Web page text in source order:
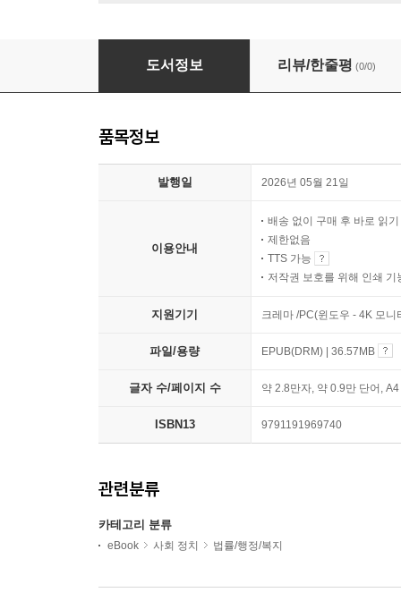
북촌 실험실
도서정보 리뷰/한줄평 (0/0)
품목정보
발행일 2026년 05월 21일
이용안내
배송 없이 구매 후 바로 읽기
제한없음
TTS 가능
저작권 보호를 위해 인쇄 기
지원기기 크레마 /PC(윈도우 - 4K 모
파일/용량 EPUB(DRM) | 36.57MB
글자 수/페이지 수 약 2.8만자, 약 0.9만 단어,
ISBN13 9791191969740
관련분류
카테고리 분류
eBook 사회 정치 법률/행정/복지